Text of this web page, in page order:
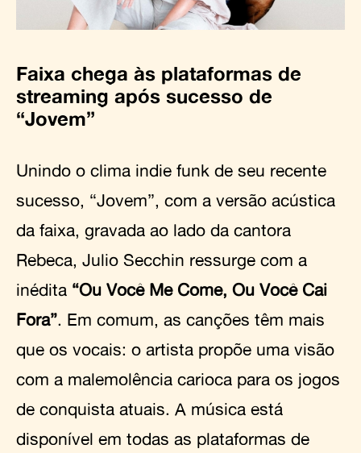
Faixa chega às plataformas de
streaming após sucesso de
“Jovem”
Unindo o clima indie funk de seu recente
sucesso, “Jovem”, com a versão acústica
da faixa, gravada ao lado da cantora
Rebeca, Julio Secchin ressurge com a
inédita “Ou Você Me Come, Ou Você Cai
Fora”. Em comum, as canções têm mais
que os vocais: o artista propõe uma visão
com a malemolência carioca para os jogos
de conquista atuais. A música está
disponível em todas as plataformas de